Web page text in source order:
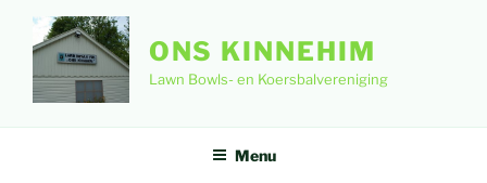
inhoud
ONS KINNEHIM
Lawn Bowls- en Koersbalvereniging
Menu